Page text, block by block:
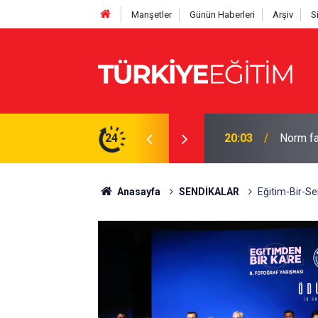
Manşetler Günün Haberleri Arşiv
24
İşte tam çizelge 19:56 Bakan
Anasayfa SENDİKALAR Eğitim-Bir-